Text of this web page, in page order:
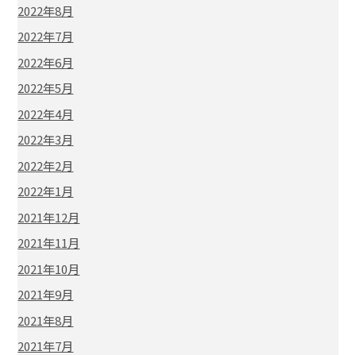
2022年8月
2022年7月
2022年6月
2022年5月
2022年4月
2022年3月
2022年2月
2022年1月
2021年12月
2021年11月
2021年10月
2021年9月
2021年8月
2021年7月